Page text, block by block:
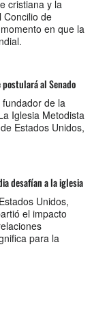
cristiana y la
Concilio de
en que la
al Senado
de la
Iglesia Metodista
Estados Unidos,
desafían a la iglesia
Unidos,
el impacto
para la